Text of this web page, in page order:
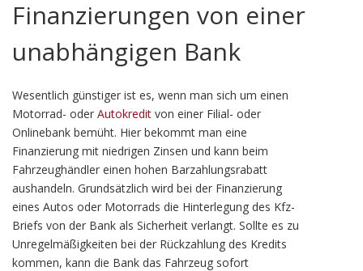
Finanzierungen von einer
unabhängigen Bank
Wesentlich günstiger ist es, wenn man sich um einen
Motorrad- oder Autokredit von einer Filial- oder
Onlinebank bemüht. Hier bekommt man eine
Finanzierung mit niedrigen Zinsen und kann beim
Fahrzeughändler einen hohen Barzahlungsrabatt
aushandeln. Grundsätzlich wird bei der Finanzierung
eines Autos oder Motorrads die Hinterlegung des Kfz-
Briefs von der Bank als Sicherheit verlangt. Sollte es zu
Unregelmäßigkeiten bei der Rückzahlung des Kredits
kommen, kann die Bank das Fahrzeug sofort